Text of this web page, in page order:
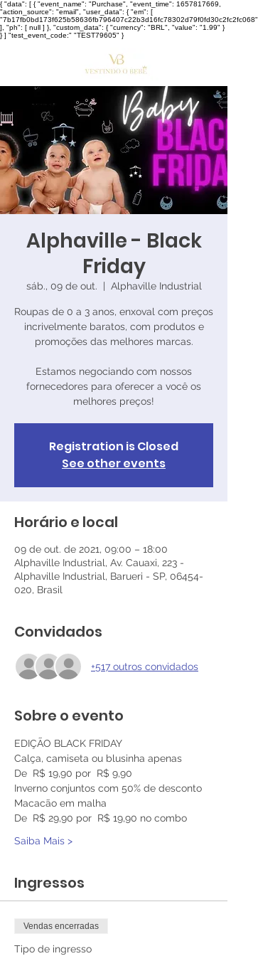
{ "data": [ { "event_name": "Purchase", "event_time": 1657817669,
"action_source": "email", "user_data": { "em": [
"7b17fb0bd173f625b58636fb796407c22b3d16fc78302d79f0fd30c2fc2fc068"
], "ph": [ null ] }, "custom_data": { "currency": "BRL", "value": "1.99" }
} ] "test_event_code:" "TEST79605" }
Alphaville - Black
Friday
sáb., 09 de out. Alphaville Industrial
Roupas de 0 a 3 anos, enxoval com preços
incrivelmente baratos, com produtos e
promoções das melhores marcas.
Estamos negociando com nossos
fornecedores para oferecer a você os
Registration is Closed
See other events
Horário e local
09 de out. de 2021, 09:00 – 18:00
Alphaville Industrial, Av. Cauaxi, 223 -
Alphaville Industrial, Barueri - SP, 06454-
020, Brasil
Convidados
+517 outros convidados
Sobre o evento
EDIÇÃO BLACK FRIDAY
Calça, camiseta ou blusinha apenas
De  R$ 19,90 por  R$ 9,90
Inverno conjuntos com 50% de desconto
Macacão em malha
De  R$ 29,90 por  R$ 19,90 no combo
Saiba Mais >
Ingressos
Vendas encerradas
Tipo de ingresso